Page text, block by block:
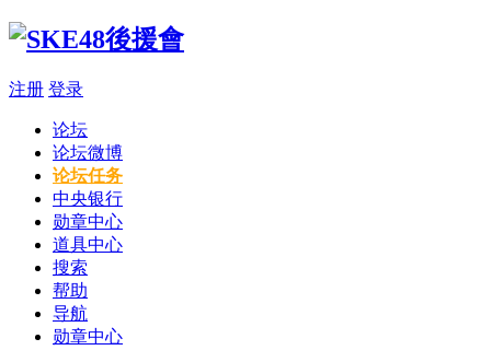
注册 登录
论坛
论坛微博
论坛任务
中央银行
勋章中心
道具中心
搜索
帮助
导航
勋章中心